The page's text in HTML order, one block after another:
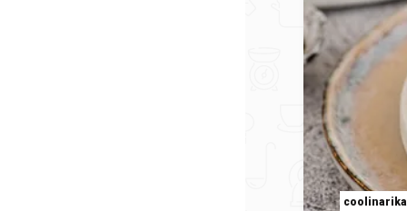
coolinarika